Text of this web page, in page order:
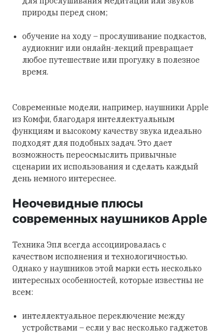
природы перед сном;
обучение на ходу – прослушивание подкастов,
аудиокниг или онлайн-лекций превращает
любое путешествие или прогулку в полезное
время.
Современные модели, например, наушники Apple
из Комфи, благодаря интеллектуальным
функциям и высокому качеству звука идеально
подходят для подобных задач. Это дает
возможность переосмыслить привычные
сценарии их использования и сделать каждый
день немного интереснее.
Неочевидные плюсы
современных наушников Apple
Техника Эпл всегда ассоциировалась с
качеством исполнения и технологичностью.
Однако у наушников этой марки есть несколько
интересных особенностей, которые известны не
всем:
интеллектуальное переключение между
устройствами – если у вас несколько гаджетов